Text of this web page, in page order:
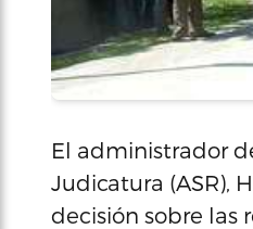
El administrador
Judicatura (ASR),
decisión sobre las